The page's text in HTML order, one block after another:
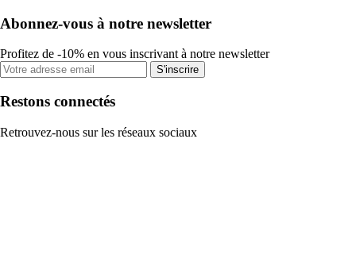
Abonnez-vous à notre newsletter
Profitez de -10% en vous inscrivant à notre newsletter
S'inscrire
Restons connectés
Retrouvez-nous sur les réseaux sociaux